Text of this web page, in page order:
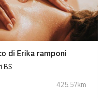
di Erika ramponi
BS
425.57km